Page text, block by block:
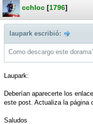
cchloc [1796]
laupark escribió:
Como descargo este
Laupark:
Deberían aparecerte los
este post. Actualiza la página
Saludos